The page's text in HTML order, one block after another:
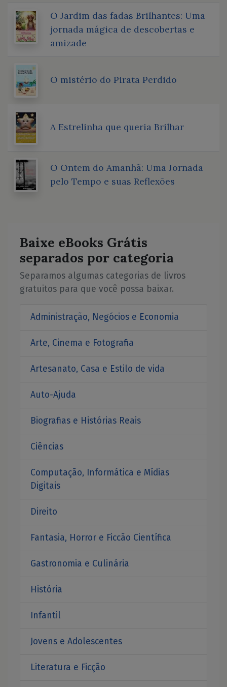
O Jardim das fadas Brilhantes: Uma
jornada mágica de descobertas e
amizade
O mistério do Pirata Perdido
A Estrelinha que queria Brilhar
O Ontem do Amanhã: Uma Jornada
pelo Tempo e suas Reflexões
Baixe eBooks Grátis
separados por categoria
Separamos algumas categorias de livros
gratuitos para que você possa baixar.
Administração, Negócios e Economia
Arte, Cinema e Fotografia
Artesanato, Casa e Estilo de vida
Auto-Ajuda
Biografias e Histórias Reais
Ciências
Computação, Informática e Mídias
Digitais
Direito
Fantasia, Horror e Ficcão Científica
Gastronomia e Culinária
História
Infantil
Jovens e Adolescentes
Literatura e Ficção